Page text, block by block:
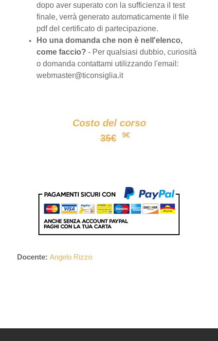
dopo aver superato con la sufficienza il test
finale, verrà generato automaticamente il file
pdf del certificato di partecipazione.
Ho una domanda che non è nell'elenco,
come faccio? ​ - Per qualsiasi dubbio, curiosità
o domanda contattami utilizzando l'email:
webmaster@ticonsiglia.it
Costo del corso
35€
9€
Docente: Angelo Rizzo